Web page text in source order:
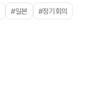
#일본 #정기회의